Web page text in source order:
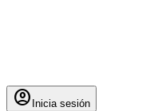
account_circle Inicia sesión